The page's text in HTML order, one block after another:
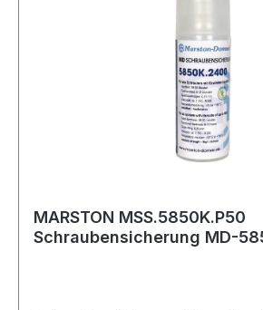
MARSTON MSS.5850K.P50
Schraubensicherung MD-